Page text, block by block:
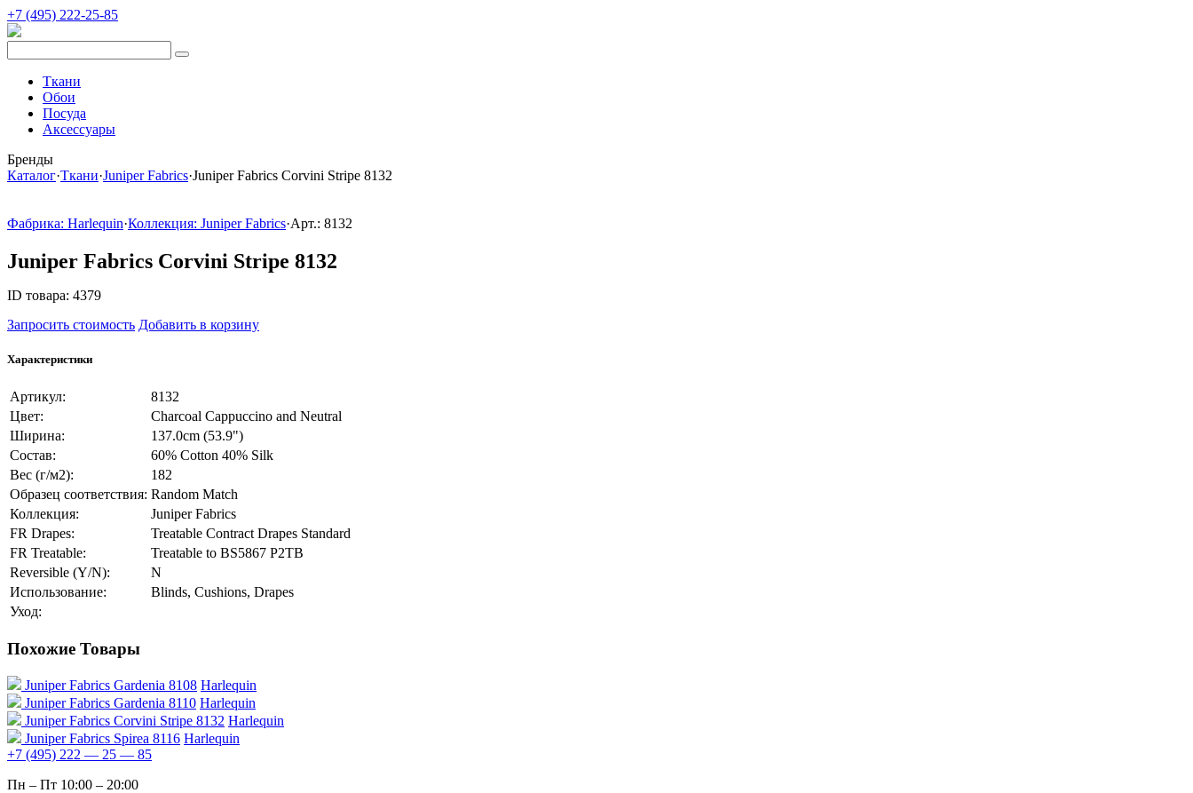
+7 (495) 222-25-85
Ткани
Обои
Посуда
Аксессуары
Бренды
Каталог·Ткани·Juniper Fabrics·Juniper Fabrics Corvini Stripe 8132
Фабрика: Harlequin·Коллекция: Juniper Fabrics·Арт.: 8132
Juniper Fabrics Corvini Stripe 8132
ID товара: 4379
Запросить стоимость Добавить в корзину
Характеристики
Артикул:
8132
Цвет:
Charcoal Cappuccino and Neutral
Ширина:
137.0cm (53.9")
Состав:
60% Cotton 40% Silk
Вес (г/м2):
182
Образец соответствия: Random Match
Коллекция:
Juniper Fabrics
FR Drapes:
Treatable Contract Drapes Standard
FR Treatable:
Treatable to BS5867 P2TB
Reversible (Y/N):
N
Использование:
Blinds, Cushions, Drapes
Уход:
Похожие Товары
Juniper Fabrics Gardenia 8108 Harlequin
Juniper Fabrics Gardenia 8110 Harlequin
Juniper Fabrics Corvini Stripe 8132 Harlequin
Juniper Fabrics Spirea 8116 Harlequin
+7 (495) 222 — 25 — 85
Пн – Пт 10:00 – 20:00